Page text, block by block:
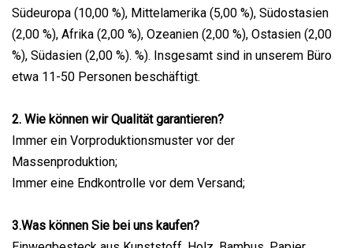
Südeuropa (10,00 %), Mittelamerika (5,00 %), Südostasien
(2,00 %), Afrika (2,00 %), Ozeanien (2,00 %), Ostasien (2,00
%), Südasien (2,00 %). %). Insgesamt sind in unserem Büro
etwa 11-50 Personen beschäftigt.
2. Wie können wir Qualität garantieren?
Immer ein Vorproduktionsmuster vor der
Massenproduktion;
Immer eine Endkontrolle vor dem Versand;
3.Was können Sie bei uns kaufen?